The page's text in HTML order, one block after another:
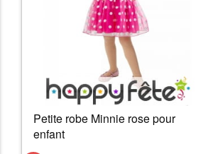
Petite robe Minnie rose pour
enfant